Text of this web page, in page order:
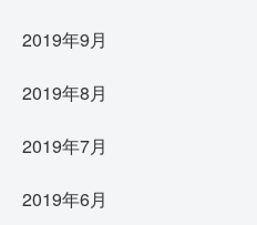
2019年9月
2019年8月
2019年7月
2019年6月